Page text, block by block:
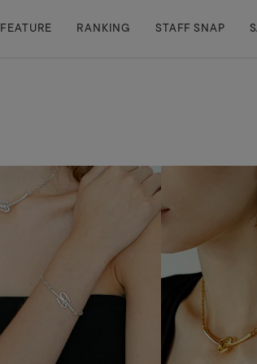
FEATURE RANKING STAFF SNAP